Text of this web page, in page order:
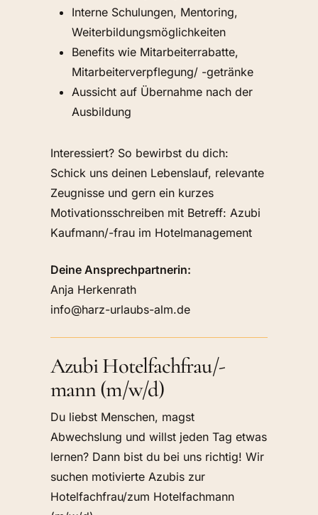
Interne Schulungen, Mentoring,
Weiterbildungsmöglichkeiten
Benefits wie Mitarbeiterrabatte,
Mitarbeiterverpflegung/ -getränke
Aussicht auf Übernahme nach der
Ausbildung
Interessiert? So bewirbst du dich:
Schick uns deinen Lebenslauf, relevante
Zeugnisse und gern ein kurzes
Motivationsschreiben mit Betreff: Azubi
Kaufmann/-frau im Hotelmanagement
Deine Ansprechpartnerin:
Anja Herkenrath
info@harz-urlaubs-alm.de
Azubi Hotelfachfrau/-
mann (m/w/d)
Du liebst Menschen, magst
Abwechslung und willst jeden Tag etwas
lernen? Dann bist du bei uns richtig! Wir
suchen motivierte Azubis zur
Hotelfachfrau/zum Hotelfachmann